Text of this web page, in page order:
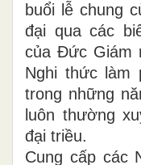
buổi lễ chung
đại qua các
của Đức Giám
Nghi thức làm
trong những
luôn thường
đại triều.
Cung cấp các